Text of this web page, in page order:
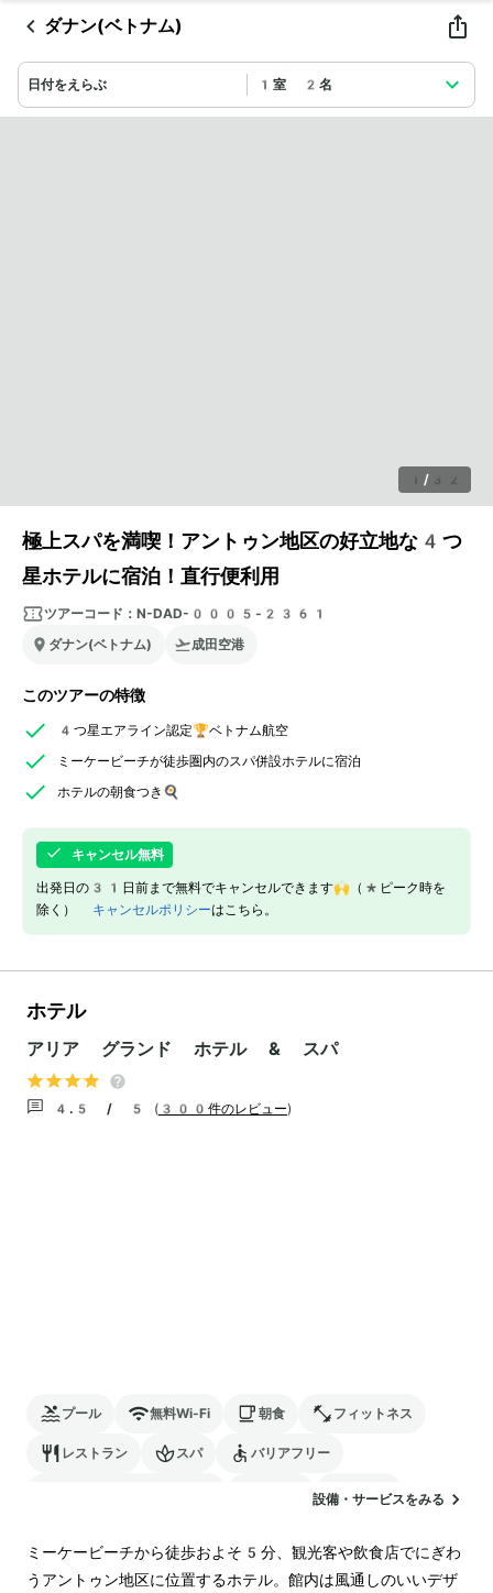
ダナン(ベトナム)
日付をえらぶ 1室 2名
1 / 32
極上スパを満喫！アントゥン地区の好立地な4つ
星ホテルに宿泊！直行便利用
ツアーコード： N-DAD-0005-2361
ダナン(ベトナム)
成田空港
このツアーの特徴
4つ星エアライン認定🏆ベトナム航空
ミーケービーチが徒歩圏内のスパ併設ホテルに宿泊
ホテルの朝食つき🍳
キャンセル無料
出発日の31日前まで無料でキャンセルできます🙌（*ピーク時を
除く） キャンセルポリシーはこちら。
ホテル
アリア グランド ホテル & スパ
4.5 / 5 ( 300件のレビュー)
プール 無料Wi-Fi 朝食 フィットネス
レストラン スパ バリアフリー
駐車場
設備・サービスをみる
ミーケービーチから徒歩およそ5分、観光客や飲食店でにぎわ
うアントゥン地区に位置するホテル。館内は風通しのいいデザ